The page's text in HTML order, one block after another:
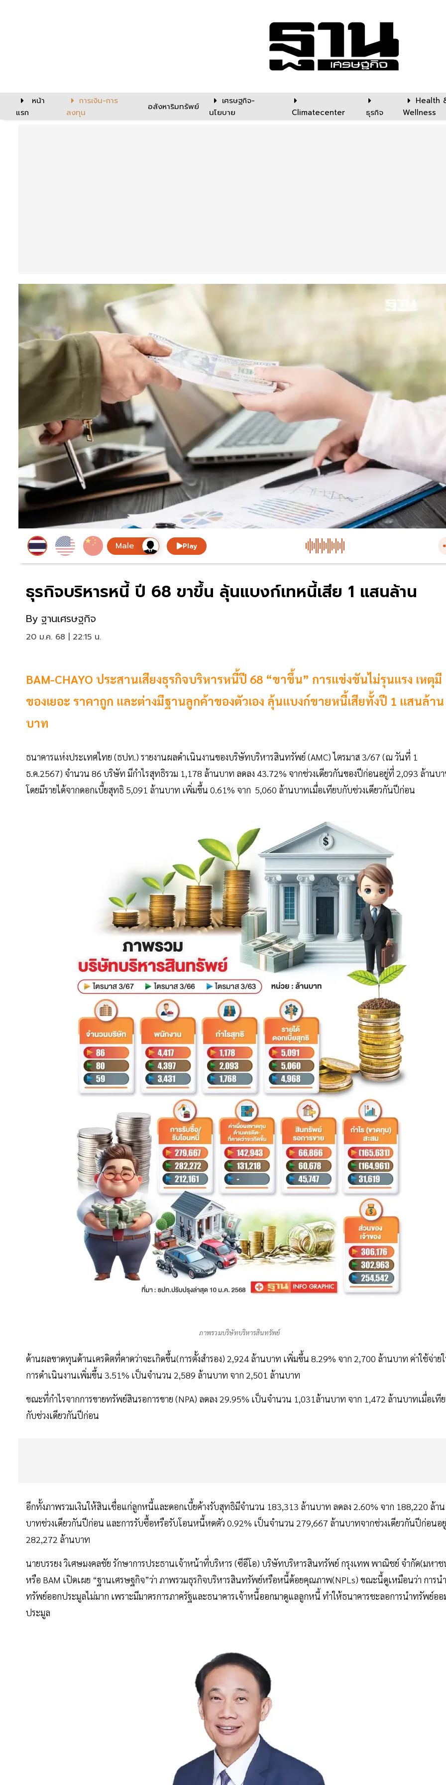
หน้า
แรก
การเงิน-การ
ลงทุน
อสังหาริมทรัพย์
เศรษฐกิจ-
นโยบาย
Climatecenter ธุรกิจ
Health
Wellness
Play
ธุรกิจบริหารหนี้ ปี 68 ขาขึ้น ลุ้นแบงก์เทหนี้เสีย 1 แสนล้าน
By ฐานเศรษฐกิจ
20 ม.ค. 68 | 22:15 น.
BAM-CHAYO ประสานเสียงธุรกิจบริหารหนี้ปี 68 “ขาขึ้น” การแข่งขันไม่รุนแรง เหตุมี
ของเยอะ ราคาถูก และต่างมีฐานลูกค้าของตัวเอง ลุ้นแบงก์ขายหนี้เสียทั้งปี 1 แสนล้าน
บาท
ธนาคารแห่งประเทศไทย (ธปท.) รายงานผลดำเนินงานของบริษัทบริหารสินทรัพย์ (AMC) ไตรมาส 3/67 (ณ วันที่ 1
ธ.ค.2567) จำนวน 86 บริษัท มีกำไรสุทธิรวม 1,178 ล้านบาท ลดลง 43.72% จากช่วงเดียวกันของปีก่อนอยู่ที่ 2,093 ล้านบ
โดยมีรายได้จากดอกเบี้ยสุทธิ 5,091 ล้านบาท เพิ่มขึ้น 0.61% จาก 5,060 ล้านบาทเมื่อเทียบกับช่วงเดียวกันปีก่อน
ภาพรวมบริษัทบริหารสินทรัพย์
ด้านผลขาดทุนด้านเครดิตที่คาดว่าจะเกิดขึ้น(การตั้งสำรอง) 2,924 ล้านบาท เพิ่มขึ้น 8.29% จาก 2,700 ล้านบาท ค่าใช้จ่าย
การดำเนินงานเพิ่มขึ้น 3.51% เป็นจำนวน 2,589 ล้านบาท จาก 2,501 ล้านบาท
ขณะที่กำไรจากการขายทรัพย์สินรอการขาย (NPA) ลดลง 29.95% เป็นจำนวน 1,031ล้านบาท จาก 1,472 ล้านบาทเมื่อเที
กับช่วงเดียวกันปีก่อน
อีกทั้งภาพรวมเงินให้สินเชื่อแก่ลูกหนี้และดอกเบี้ยค้างรับสุทธิมีจำนวน 183,313 ล้านบาท ลดลง 2.60% จาก 188,220 ล้าน
บาทช่วงเดียวกันปีก่อน และการรับซื้อหรือรับโอนหนี้หดตัว 0.92% เป็นจำนวน 279,667 ล้านบาทจากช่วงเดียวกันปีก่อนอ
282,272 ล้านบาท
นายบรรยง วิเศษมงคลชัย รักษาการประธานเจ้าหน้าที่บริหาร (ซีอีโอ) บริษัทบริหารสินทรัพย์ กรุงเทพ พาณิชย์ จำกัด(มหา
หรือ BAM เปิดเผย “ฐานเศรษฐกิจ”ว่า ภาพรวมธุรกิจบริหารสินทรัพย์หรือหนี้ด้อยคุณภาพ(NPLs) ขณะนี้ดูเหมือนว่า การนำ
ทรัพย์ออกประมูลไม่มาก เพราะมีมาตรการภาครัฐและธนาคารเจ้าหนี้ออกมาดูแลลูกหนี้ ทำให้ธนาคารชะลอการนำทรัพย์ออ
ประมูล